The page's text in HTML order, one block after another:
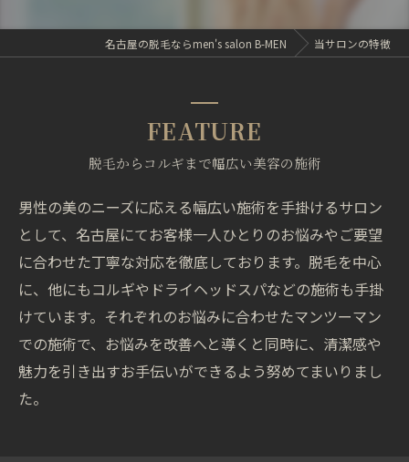
名古屋の脱毛ならmen's salon B-MEN 当サロンの特徴
脱毛からコルギまで幅広い美容の施術
FEATURE
男性の美のニーズに応える幅広い施術を手掛けるサロン
として、名古屋にてお客様一人ひとりのお悩みやご要望
に合わせた丁寧な対応を徹底しております。脱毛を中心
に、他にもコルギやドライヘッドスパなどの施術も手掛
けています。それぞれのお悩みに合わせたマンツーマン
での施術で、お悩みを改善へと導くと同時に、清潔感や
魅力を引き出すお手伝いができるよう努めてまいりまし
た。